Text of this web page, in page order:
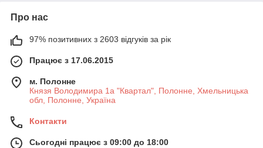
Про нас
97% позитивних з 2603 відгуків за рік
Працює з 17.06.2015
м. Полонне
Князя Володимира 1а "Квартал", Полонне, Хмельницька
обл, Полонне, Україна
Контакти
Сьогодні працює з 09:00 до 18:00